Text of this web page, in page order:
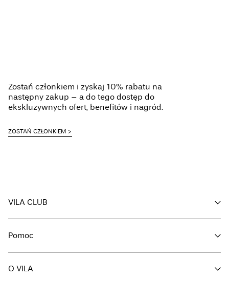
Zostań członkiem i zyskaj 10% rabatu na
następny zakup – a do tego dostęp do
ekskluzywnych ofert, benefitów i nagród.
ZOSTAŃ CZŁONKIEM
VILA CLUB
Zostań członkiemn
Moje konto
Śledź zamówienie
Pomoc
Zwróć tutaj
O VILA